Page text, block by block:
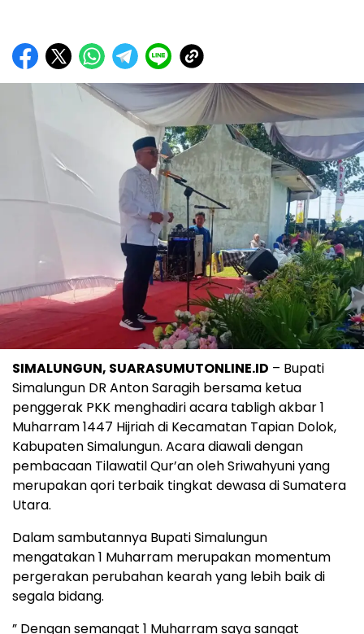
SIMALUNGUN, SUARASUMUTONLINE.ID – Bupati
Simalungun DR Anton Saragih bersama ketua
penggerak PKK menghadiri acara tabligh akbar 1
Muharram 1447 Hijriah di Kecamatan Tapian Dolok,
Kabupaten Simalungun. Acara diawali dengan
pembacaan Tilawatil Qur’an oleh Sriwahyuni yang
merupakan qori terbaik tingkat dewasa di Sumatera
Utara.
Dalam sambutannya Bupati Simalungun
mengatakan 1 Muharram merupakan momentum
pergerakan perubahan kearah yang lebih baik di
segala bidang.
” Dengan semangat 1 Muharram saya sangat